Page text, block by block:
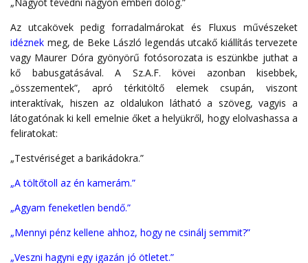
„Nagyot tévedni nagyon emberi dolog.”
Az utcakövek pedig forradalmárokat és Fluxus művészeket
idéznek meg, de Beke László legendás utcakő kiállítás tervezete
vagy Maurer Dóra gyönyörű fotósorozata is eszünkbe juthat a
kő babusgatásával. A Sz.A.F. kövei azonban kisebbek,
„összementek”, apró térkitöltő elemek csupán, viszont
interaktívak, hiszen az oldalukon látható a szöveg, vagyis a
látogatónak ki kell emelnie őket a helyükről, hogy elolvashassa a
feliratokat:
„Testvériséget a barikádokra.”
„A töltőtoll az én kamerám.”
„Agyam feneketlen bendő.”
„Mennyi pénz kellene ahhoz, hogy ne csinálj semmit?”
„Veszni hagyni egy igazán jó ötletet.”